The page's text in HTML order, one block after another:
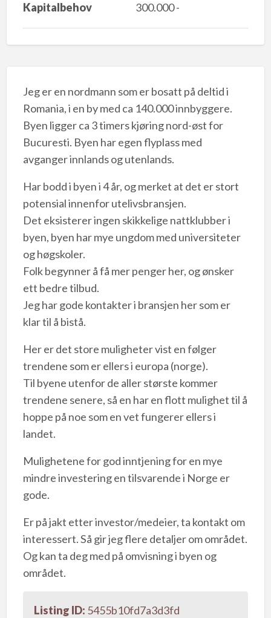
Kapitalbehov 300.000 -
Jeg er en nordmann som er bosatt på deltid i
Romania, i en by med ca 140.000 innbyggere.
Byen ligger ca 3 timers kjøring nord-øst for
Bucuresti. Byen har egen flyplass med
avganger innlands og utenlands.
Har bodd i byen i 4 år, og merket at det er stort
potensial innenfor utelivsbransjen.
Det eksisterer ingen skikkelige nattklubber i
byen, byen har mye ungdom med universiteter
og høgskoler.
Folk begynner å få mer penger her, og ønsker
ett bedre tilbud.
Jeg har gode kontakter i bransjen her som er
klar til å bistå.
Her er det store muligheter vist en følger
trendene som er ellers i europa (norge).
Til byene utenfor de aller største kommer
trendene senere, så en har en flott mulighet til å
hoppe på noe som en vet fungerer ellers i
landet.
Mulighetene for god inntjening for en mye
mindre investering en tilsvarende i Norge er
gode.
Er på jakt etter investor/medeier, ta kontakt om
interessert. Så gir jeg flere detaljer om området.
Og kan ta deg med på omvisning i byen og
området.
Listing ID: 5455b10fd7a3d3fd